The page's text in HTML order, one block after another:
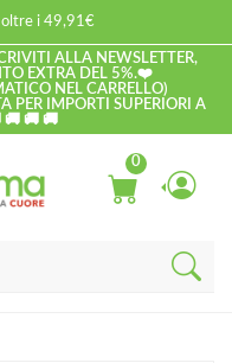
oltre i 49,91€
ALLA NEWSLETTER,
EXTRA DEL 5%.❤️
NEL CARRELLO)
PER IMPORTI SUPERIORI A
🚚 🚚
0